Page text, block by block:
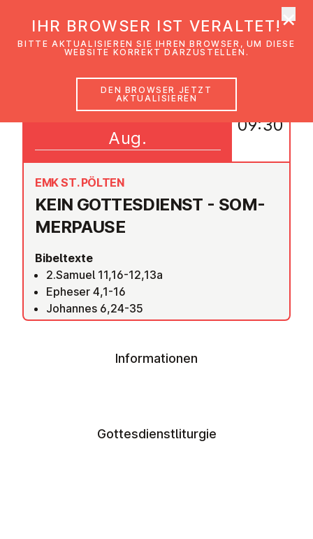
KEIN GOT­TES­DIENST - SOM­
MER­PAU­SE
EMK ST. PÖLTEN
Bibeltexte
2.Samuel 11,16-12,13a
Epheser 4,1-16
Johannes 6,24-35
01
Aug.
09:30
Informationen
Gottesdienstliturgie
IHR BROWSER IST VERALTET!
BITTE AKTUALISIEREN SIE IHREN BROWSER, UM DIESE
WEBSITE KORREKT DARZUSTELLEN.
DEN BROWSER JETZT
AKTUALISIEREN
×